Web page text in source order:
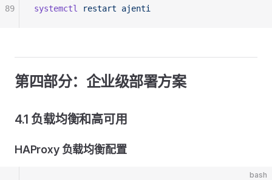
systemctl
restart ajenti
89
第四部分：企业级部署方案
4.1 负载均衡和高可用
HAProxy 负载均衡配置
bash